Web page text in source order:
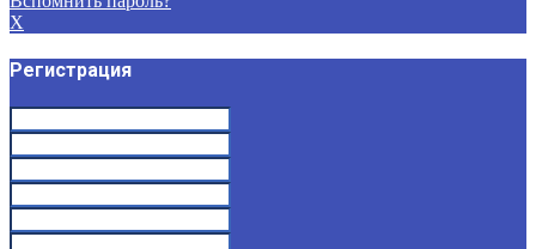
X
Регистрация